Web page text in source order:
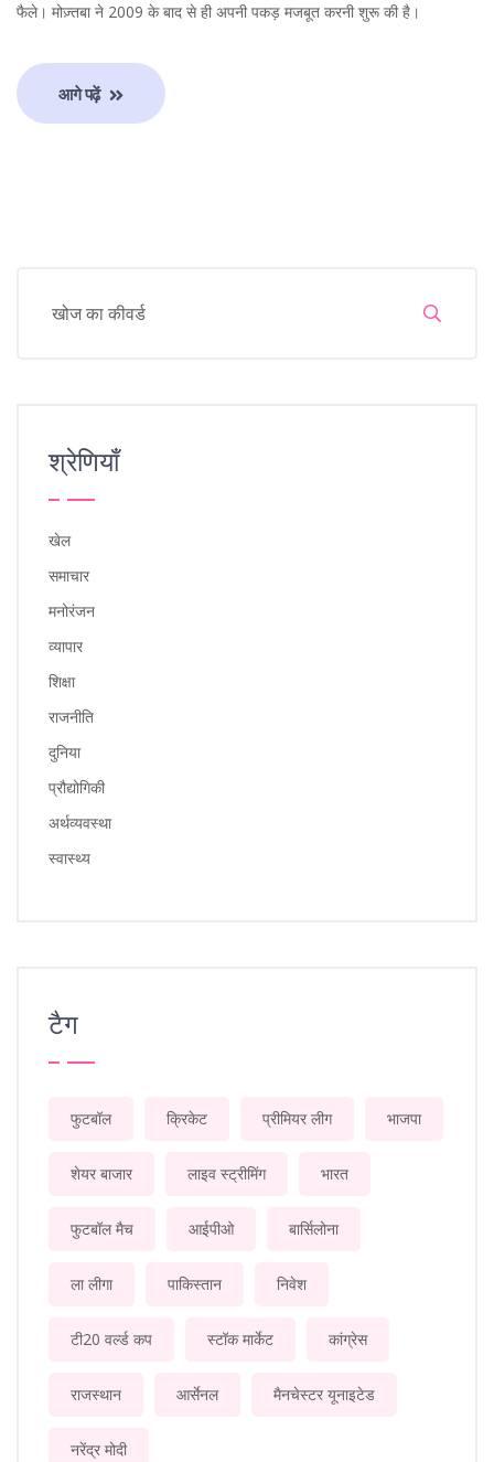
फैले। मोज़्तबा ने 2009 के बाद से ही अपनी पकड़ मजबूत करनी शुरू की है।
आगे पढ़ें
श्रेणियाँ
खेल
समाचार
मनोरंजन
व्यापार
शिक्षा
राजनीति
दुनिया
प्रौद्योगिकी
अर्थव्यवस्था
स्वास्थ्य
टैग
फुटबॉल क्रिकेट प्रीमियर लीग भाजपा
शेयर बाजार लाइव स्ट्रीमिंग भारत
फुटबॉल मैच आईपीओ बार्सिलोना
ला लीगा पाकिस्तान निवेश
टी20 वर्ल्ड कप स्टॉक मार्केट कांग्रेस
राजस्थान आर्सेनल मैनचेस्टर यूनाइटेड
नरेंद्र मोदी